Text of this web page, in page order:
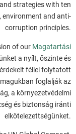
strategies with ten
environment and anti-
corruption principles.
of our Magatartási
a nyílt, őszinte és
féllel folytatott
foglalják az
a környezetvédelmi
és biztonság iránti
elkötelezettségünket.